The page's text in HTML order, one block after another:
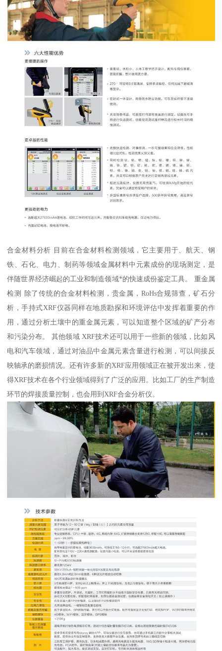
合金材料分析 目前在合金材料检测领域，它主要用于、航天、钢
铁、石化、电力、制药等领域金属材料中元素成份的现场测定，是
伴随世界经济崛起的工业和制造领域*的快速成份鉴定工具。 重金属
检测 除了传统的合金材料检测，贵金属，RoHs合规筛查，矿石分
析，手持式XRF仪器同样在地质勘探和环境评估中发挥着重要的作
用，通过分析土壤中的重金属元素，可以知道整个区域的矿产分布
和污染分布。 其他领域 XRF技术还可以用于一些新的领域，比如风
电和汽车领域，通过对油品中金属元素含量进行检测，可以间接反
映轴承的磨损情况。还有许多新的XRF应用领域正在被开发出来，使
得XRF技术在各个行业领域得到了广泛的应用。比如工厂的生产制造
环节的焊接质量控制，也会用到XRF合金分析仪。